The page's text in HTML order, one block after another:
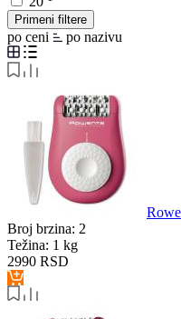
Primeni filtere
po ceni po nazivu
Broj brzina: 2
Težina: 1 kg
2990 RSD